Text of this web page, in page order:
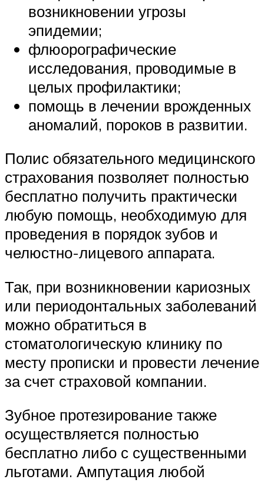
возникновении угрозы
эпидемии;
флюорографические
исследования, проводимые в
целых профилактики;
помощь в лечении врожденных
аномалий, пороков в развитии.
Полис обязательного медицинского
страхования позволяет полностью
бесплатно получить практически
любую помощь, необходимую для
проведения в порядок зубов и
челюстно-лицевого аппарата.
Так, при возникновении кариозных
или периодонтальных заболеваний
можно обратиться в
стоматологическую клинику по
месту прописки и провести лечение
за счет страховой компании.
Зубное протезирование также
осуществляется полностью
бесплатно либо с существенными
льготами. Ампутация любой